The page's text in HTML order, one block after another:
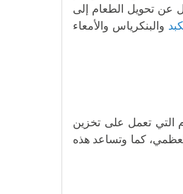
عن تحويل الطعام إلى
والبنكرياس والأمعاء
التي تعمل على تخزين
كما وتساعد هذه